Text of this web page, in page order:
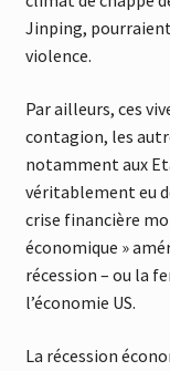
Jinping, pourraient
violence.
Par ailleurs, ces
contagion, les
notamment aux
véritablement eu
crise financière
économique »
récession – ou la
l’économie US.
La récession